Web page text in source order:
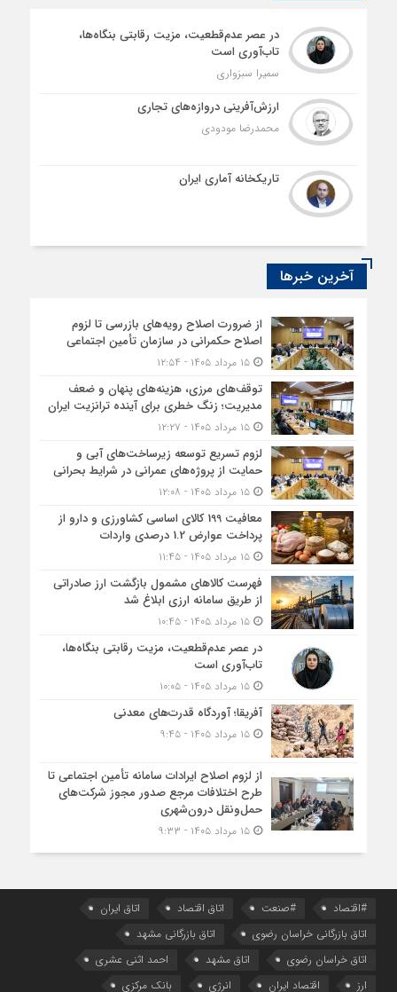
در عصر عدم‌قطعیت، مزیت رقابتی بنگاه‌ها،
تاب‌آوری است
سمیرا سبزواری
ارزش‌آفرینی دروازه‌های تجاری
محمدرضا مودودی
تاریکخانه آماری ایران
آخرین خبرها
از ضرورت اصلاح رویه‌های بازرسی تا لزوم
اصلاح حکمرانی در سازمان تأمین اجتماعی
۱۵ مرداد ۱۴۰۵ - ۱۲:۵۴
توقف‌های مرزی، هزینه‌های پنهان و ضعف
مدیریت؛ زنگ خطری برای آینده ترانزیت ایران
۱۵ مرداد ۱۴۰۵ - ۱۲:۲۷
لزوم تسریع توسعه زیرساخت‌های آبی و
حمایت از پروژه‌های عمرانی در شرایط بحرانی
۱۵ مرداد ۱۴۰۵ - ۱۲:۰۸
معافیت 199 کالای اساسی کشاورزی و دارو از
پرداخت عوارض 1.2 درصدی واردات
۱۵ مرداد ۱۴۰۵ - ۱۱:۴۵
فهرست کالاهای مشمول بازگشت ارز صادراتی
از طریق سامانه ارزی ابلاغ شد
۱۵ مرداد ۱۴۰۵ - ۱۰:۴۵
در عصر عدم‌قطعیت، مزیت رقابتی بنگاه‌ها،
تاب‌آوری است
۱۵ مرداد ۱۴۰۵ - ۱۰:۰۵
آفریقا؛ آوردگاه قدرت‌های معدنی
۱۵ مرداد ۱۴۰۵ - ۹:۴۵
از لزوم اصلاح ایرادات سامانه تأمین اجتماعی تا
طرح اختلافات مرجع صدور مجوز شرکت‌های
حمل‌ونقل درون‌شهری
۱۵ مرداد ۱۴۰۵ - ۹:۳۳
#اقتصاد #صنعت اتاق اقتصاد
اتاق ایران
اتاق بازرگانی خراسان رضوی
اتاق بازرگانی مشهد
اتاق خراسان رضوی
اتاق مشهد
احمد اثنی عشری
ارز
اقتصاد ایران انرژی بانک مرکزی